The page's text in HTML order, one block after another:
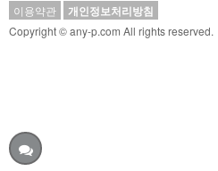
이용약관 개인정보처리방침
Copyright © any-p.com All rights reserved.